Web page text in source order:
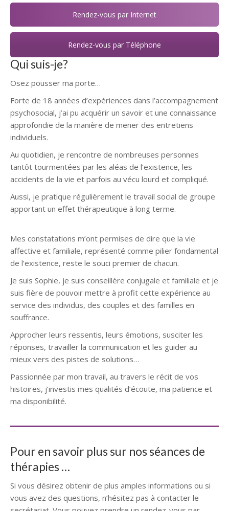
Qui suis-je?
Osez pousser ma porte…
Forte de 18 années d’expériences dans l’accompagnement
psychosocial, j’ai pu acquérir un savoir et une connaissance
approfondie de la manière de mener des entretiens
individuels.
Au quotidien, je rencontre de nombreuses personnes
tantôt tourmentées par les aléas de l’existence, les
accidents de la vie et parfois au vécu lourd et compliqué.
Aussi, je pratique régulièrement le travail social de groupe
apportant un effet thérapeutique à long terme.
Mes constatations m’ont permises de dire que la vie
affective et familiale, représenté comme pilier fondamental
de l’existence, reste le souci premier de chacun.
Je suis Sophie, je suis conseillère conjugale et familiale et je
suis fière de pouvoir mettre à profit cette expérience au
service des individus, des couples et des familles en
souffrance.
Approcher leurs ressentis, leurs émotions, susciter les
réponses, travailler la communication et les guider au
mieux vers des pistes de solutions…
Passionnée par mon travail, au travers le récit de vos
histoires, j’investis mes qualités d’écoute, ma patience et
ma disponibilité.
Rendez-vous par Internet
Rendez-vous par Téléphone
Pour en savoir plus sur nos séances de
thérapies …
Si vous désirez obtenir de plus amples informations ou si
vous avez des questions, n’hésitez pas à contacter le